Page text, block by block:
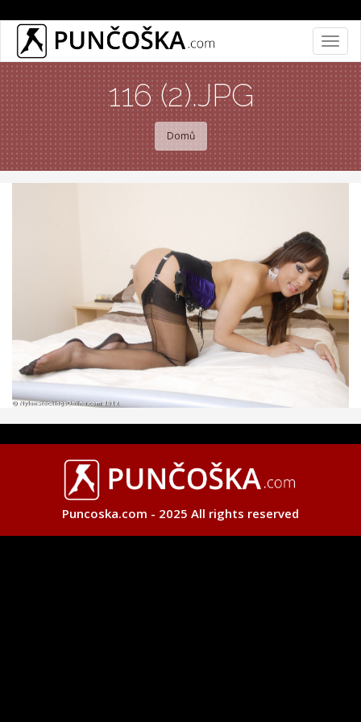
Přejít
hlavnímu
obsahu
116 (2).JPG
Domů
Puncoska.com - 2025 All rights reserved